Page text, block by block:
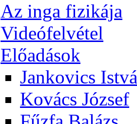
Az in­ga fi­zi­ká­ja
Vi­de­ó­fel­vé­tel
Elő­adá­sok
Jan­ko­vics
Ko­vács Jó­zsef